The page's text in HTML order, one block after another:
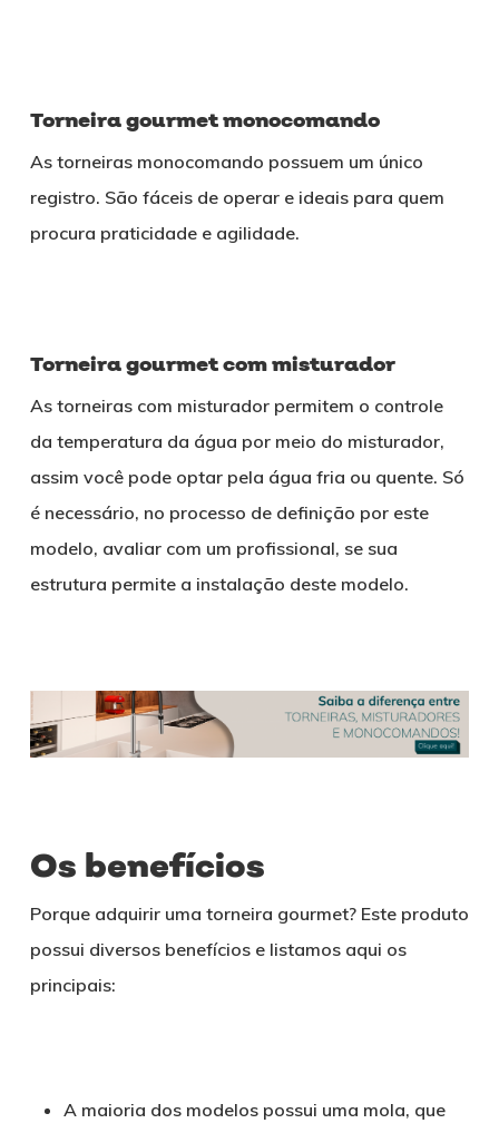
Torneira gourmet monocomando
As torneiras monocomando possuem um único
registro. São fáceis de operar e ideais para quem
procura praticidade e agilidade.
Torneira gourmet commisturador
As torneiras com misturador permitem o controle
da temperatura da água por meio do misturador,
assim você pode optar pela água fria ou quente. Só
é necessário, no processo de definição por este
modelo, avaliar com um profissional, se sua
estrutura permite a instalação deste modelo.
Os benefícios
Porque adquirir uma torneira gourmet? Este produto
possui diversos benefícios e listamos aqui os
principais:
A maioria dos modelos possui uma mola, que